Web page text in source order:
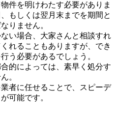
件を明けわたす必要がありま
もしくは翌月末までを期間と
りません。
い場合、大家さんと相談すれ
れることもありますが、でき
う必要があるでしょう。
的によっては、素早く処分す
。
者に任せることで、スピーデ
可能です。